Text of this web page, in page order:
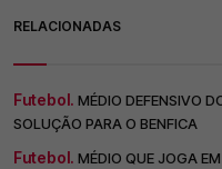
RELACIONADAS
Futebol. MÉDIO DEFENSIVO
SOLUÇÃO PARA O BENFICA
Futebol. MÉDIO QUE JOGA